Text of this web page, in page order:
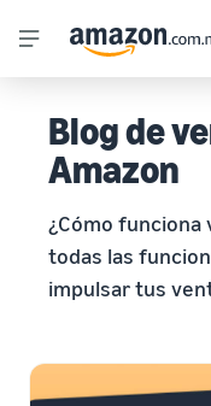
Blog de
Amazon
¿Cómo funciona
todas las
impulsar tus